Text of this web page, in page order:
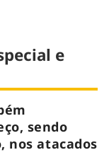
e
sendo
nos atacados